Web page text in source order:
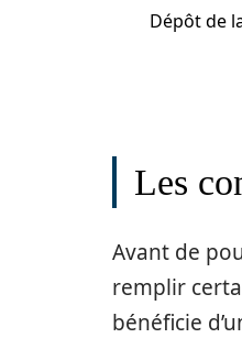
Dépôt de
Les
Avant de
remplir
bénéficie